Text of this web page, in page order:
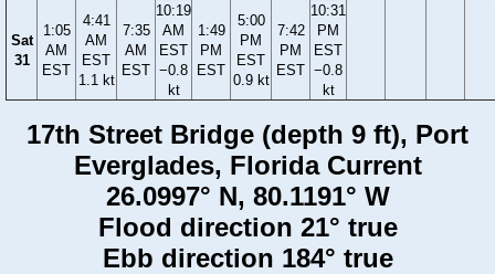
Sat
31
1:05
AM
EST
4:41
AM
EST
1.1 kt
7:35
AM
EST
10:19
AM
EST
−0.8
kt
1:49
PM
EST
5:00
PM
EST
0.9 kt
7:42
PM
EST
10:31
PM
EST
−0.8
kt
17th Street Bridge (depth 9 ft), Port
Everglades, Florida Current
26.0997° N, 80.1191° W
Flood direction 21° true
Ebb direction 184° true